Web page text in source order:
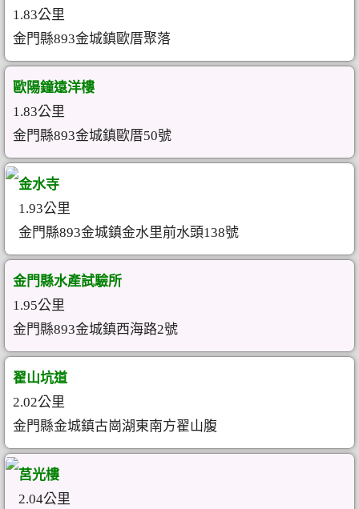
1.83公里
金門縣893金城鎮歐厝聚落
歐陽鐘遠洋樓
1.83公里
金門縣893金城鎮歐厝50號
金水寺
1.93公里
金門縣893金城鎮金水里前水頭138號
金門縣水產試驗所
1.95公里
金門縣893金城鎮西海路2號
翟山坑道
2.02公里
金門縣金城鎮古崗湖東南方翟山腹
莒光樓
2.04公里